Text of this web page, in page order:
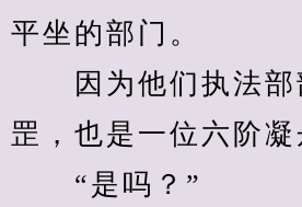
平坐的部门。
因为他们执法部
罡，也是一位六阶凝
“是吗？”